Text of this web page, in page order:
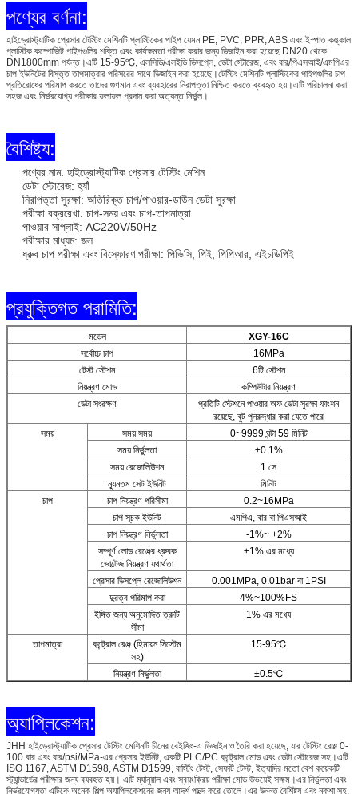
পণ্যের বর্ণনা:
হাইড্রোস্ট্যাটিক প্রেসার টেস্টিং মেশিনটি প্লাস্টিকের পাইপ যেমন PE, PVC, PPR, ABS এবং ইস্পাত কঙ্কাল
প্লাস্টিক কম্পোজিট পাইপগুলির শক্তি এবং কার্যক্ষমতা পরীক্ষা করার জন্য ডিজাইন করা হয়েছে DN20 থেকে
DN1800mm পর্যন্ত।এটি 15-95℃, এলসিডি/এলইডি ডিসপ্লে, ডেটা স্টোরেজ, এবং বার/পিএসআই/এমপিএর
চাপ ইউনিটের বিস্তৃত তাপমাত্রার পরিসরের সাথে ডিজাইন করা হয়েছে।টেস্টিং মেশিনটি প্লাস্টিকের পাইপগুলির চাপ
প্রতিরোধের পরিমাপ করতে তাদের গুণমান এবং ব্যবহারের নিরাপত্তা নিশ্চিত করতে ব্যবহৃত হয়।এটি পরিচালনা করা
সহজ এবং নির্ভরযোগ্য পরীক্ষার ফলাফল প্রদান করা অত্যন্ত নির্ভুল।
বৈশিষ্ট্য:
পণ্যের নাম: হাইড্রোস্ট্যাটিক প্রেসার টেস্টিং মেশিন
ডেটা স্টোরেজ: হ্যাঁ
নিরাপত্তা সুরক্ষা: অতিরিক্ত চাপ/পাওয়ার-ডাউন ডেটা সুরক্ষা
পরীক্ষা বক্ররেখা: চাপ-সময় এবং চাপ-তাপমাত্রা
পাওয়ার সাপ্লাই: AC220V/50Hz
পরীক্ষার মাধ্যম: জল
ধ্রুব চাপ পরীক্ষা এবং বিস্ফোরণ পরীক্ষা: পিভিসি, পিই, পিপিআর, এইচডিপিই
প্রযুক্তিগত পরামিতি:
মডেল
XGY-16C
সর্বোচ্চ চাপ
16MPa
টেস্ট স্টেশন
6টি স্টেশন
নিয়ন্ত্রণ মোড
কম্পিউটার নিয়ন্ত্রণ
ডেটা সংরক্ষণ
প্রতিটি স্টেশনে পাওয়ার অফ ডেটা সুরক্ষা ফাংশন
রয়েছে, বুট পুনরুদ্ধার করা যেতে পারে
সময়
সময় সময়
0~9999 ঘন্টা 59 মিনিট
সময় নির্ভুলতা
±0.1%
সময় রেজোলিউশন
1 সে
ন্যূনতম সেট ইউনিট
মিনিট
চাপ
চাপ নিয়ন্ত্রণ পরিসীমা
0.2~16MPa
চাপ সূচক ইউনিট
এমপিএ, বার বা পিএসআই
চাপ নিয়ন্ত্রণ নির্ভুলতা
-1%~ +2%
সম্পূর্ণ লোড রেঞ্জের ধ্রুবক
ভোল্টেজ নিয়ন্ত্রণ যথার্থতা
±1% এর মধ্যে
প্রেসার ডিসপ্লে রেজোলিউশন
0.001MPa, 0.01bar বা 1PSI
দুরত্ব পরিমাপ করা
4%~100%FS
ইঙ্গিত জন্য অনুমোদিত ত্রুটি
সীমা
1% এর মধ্যে
তাপমাত্রা
কন্ট্রোল রেঞ্জ (হিমায়ন সিস্টেম
সহ)
15-95℃
নিয়ন্ত্রণ নির্ভুলতা ±0.5℃
অ্যাপ্লিকেশন:
JHH হাইড্রোস্ট্যাটিক প্রেসার টেস্টিং মেশিনটি চীনের বেইজিং-এ ডিজাইন ও তৈরি করা হয়েছে, যার টেস্টিং রেঞ্জ 0-
100 বার এবং বার/psi/MPa-এর প্রেসার ইউনিট, একটি PLC/PC কন্ট্রোল মোড এবং ডেটা স্টোরেজ সহ।এটি
ISO 1167, ASTM D1598, ASTM D1599, বার্স্টিং টেস্ট, সেফটি টেস্ট, ইত্যাদির মতো বেশ কয়েকটি
স্ট্যান্ডার্ডের পরীক্ষার জন্য ব্যবহৃত হয়। এটি ম্যানুয়াল এবং স্বয়ংক্রিয় পরীক্ষা মোড উভয়েই সক্ষম।এর নির্ভুলতা এবং
নির্ভরযোগ্যতা এটিকে অনেক শিল্প অ্যাপ্লিকেশনের জন্য আদর্শ পছন্দ করে তোলে।এর উন্নত বৈশিষ্ট্য এবং নকশা সহ,